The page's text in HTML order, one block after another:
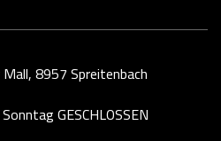
8957 Spreitenbach
GESCHLOSSEN